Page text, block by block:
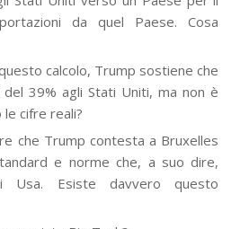
da quel Paese. Cosa
calcolo, Trump sostiene che
del 39% agli Stati Uniti, ma non è
le cifre reali?
che Trump contesta a Bruxelles
e norme che, a suo dire,
Usa. Esiste davvero questo